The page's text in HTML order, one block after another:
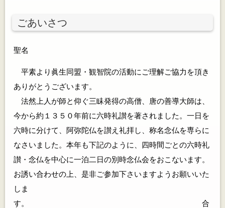
ごあいさつ
聖名
平素より眞生同盟・観智院の活動にご理解ご協力を頂き
ありがとうございます。
法然上人が師と仰ぐ三眛発得の高僧、唐の善導大師は、
今から約１３５０年前に六時礼讃を著されました。一日を
六時に分けて、阿弥陀仏を讃え礼拝し、称名念仏を専らに
なさいました。本年も下記のように、四時間ごとの六時礼
讃・念仏を中心に一泊二日の別時念仏会をおこないます。
お誘い合わせの上、是非ご参加下さいますようお願いいた
しま
す。 合